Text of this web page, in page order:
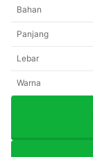
Bahan
Panjang
Lebar
Warna